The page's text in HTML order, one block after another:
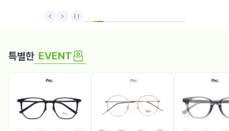
Prev Next Stop
특별한 EVENT